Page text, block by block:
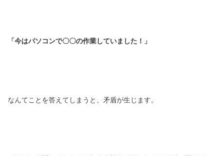
「今はパソコンで〇〇の作業していました！」
なんてことを答えてしまうと、矛盾が生じます。